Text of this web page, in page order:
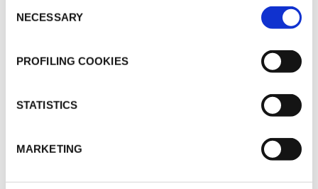
Selection
NECESSARY
PROFILING COOKIES
STATISTICS
MARKETING
K-FLEX ACCESSORIES - GDANSKI
Health & Safety - Approvals - Various - PVC
TAPE VINYL TAPE DUCT TAPE - POL
UNIWERSYTET MEDYCZNY - Internal method
Health & Safety - Approvals - Various - BUTYL